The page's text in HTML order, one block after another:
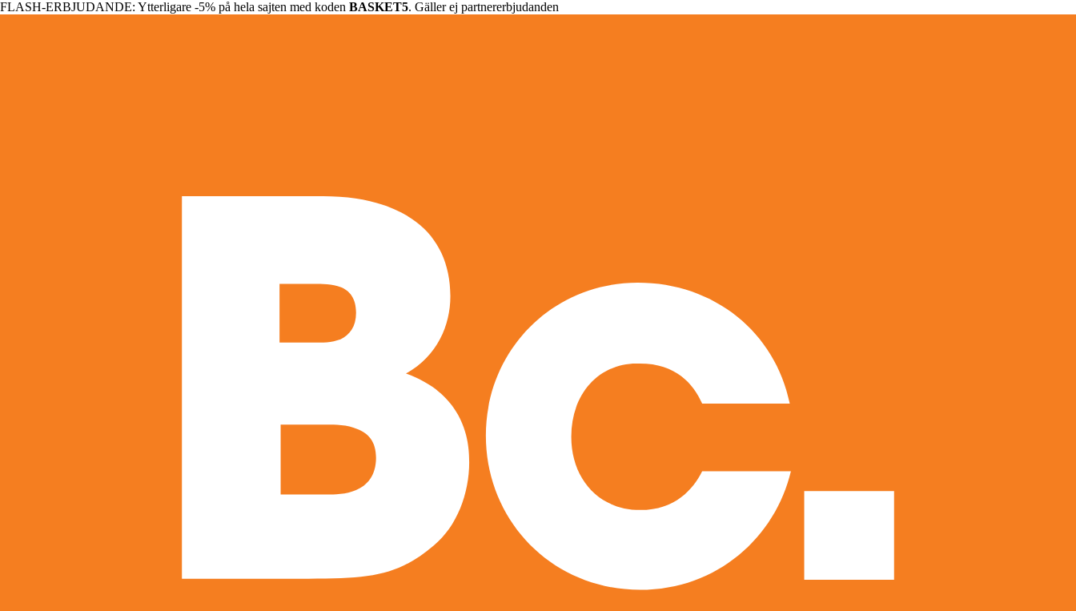
FLASH-ERBJUDANDE: Ytterligare -5% på hela sajten med koden BASKET5. Gäller ej partnererbjudanden